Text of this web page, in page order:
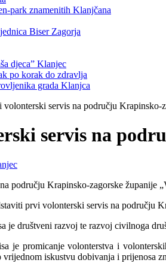
park znamenitih Klanjčana
Biser Zagorja
djeca” Klanjec
po korak do zdravlja
grada Klanjca
volonterski servis na području
servis na
prvi volonterski servis na području
je društveni razvoj te razvoj civilnoga
je promicanje volonterstva i
iskustvu dobivanja i prijenosa